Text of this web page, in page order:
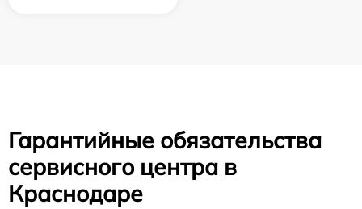
Гарантийные обязательства
сервисного центра в
Краснодаре